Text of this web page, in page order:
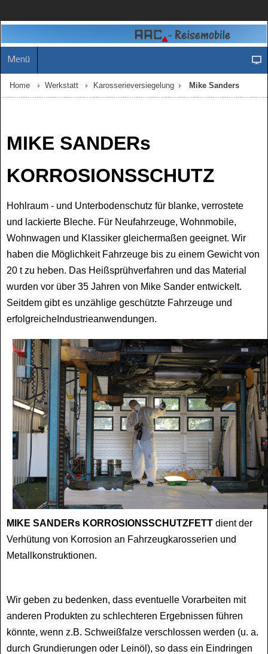
Menü
Home Werkstatt Karosserieversiegelung Mike Sanders
MIKE SANDERs
KORROSIONSSCHUTZ
Hohlraum - und Unterbodenschutz für blanke, verrostete
und lackierte Bleche. Für Neufahrzeuge, Wohnmobile,
Wohnwagen und Klassiker gleichermaßen geeignet. Wir
haben die Möglichkeit Fahrzeuge bis zu einem Gewicht von
20 t zu heben. Das Heißsprühverfahren und das Material
wurden vor über 35 Jahren von Mike Sander entwickelt.
Seitdem gibtes unzählige geschützte Fahrzeuge und
erfolgreiche Industrieanwendungen.
MIKE SANDERs KORROSIONSSCHUTZFETT dient der
Verhütung von Korrosion an Fahrzeugkarosserien und
Metallkonstruktionen.
Wir geben zu bedenken, dass eventuelle Vorarbeiten mit
anderen Produkten zu schlechteren Ergebnissen führen
könnte, wenn z.B. Schweißfalze verschlossen werden (u. a.
durch Grundierungen oder Leinöl), so dass ein Eindringen